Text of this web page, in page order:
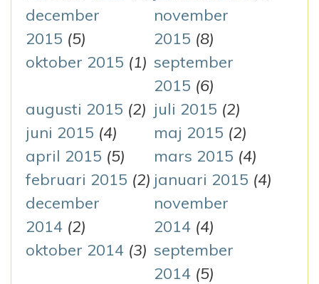
december
2015 (5)
november
2015 (8)
oktober 2015 (1) september
2015 (6)
augusti 2015 (2) juli 2015 (2)
juni 2015 (4) maj 2015 (2)
april 2015 (5) mars 2015 (4)
februari 2015 (2) januari 2015 (4)
december
2014 (2)
november
2014 (4)
oktober 2014 (3) september
2014 (5)